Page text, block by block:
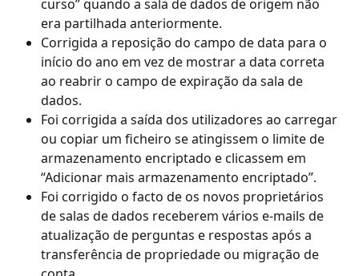
curso” quando a sala de dados de origem não
era partilhada anteriormente.
Corrigida a reposição do campo de data para o
início do ano em vez de mostrar a data correta
ao reabrir o campo de expiração da sala de
dados.
Foi corrigida a saída dos utilizadores ao carregar
ou copiar um ficheiro se atingissem o limite de
armazenamento encriptado e clicassem em
“Adicionar mais armazenamento encriptado”.
Foi corrigido o facto de os novos proprietários
de salas de dados receberem vários e-mails de
atualização de perguntas e respostas após a
transferência de propriedade ou migração de